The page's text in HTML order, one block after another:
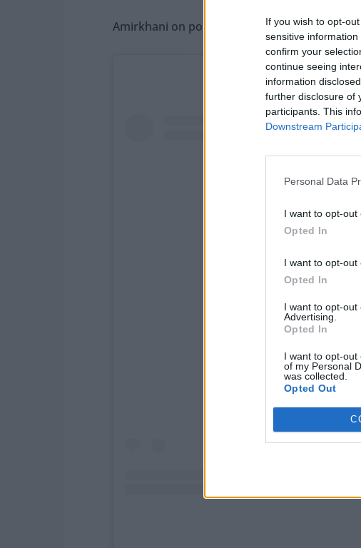
If you wish to opt-
sensitive
confirm your
continue seeing
information
further disclosure of
participants. This
Downstream
Personal Data
I want to opt-out
Opted In
I want to opt-out
Opted In
I want to opt-out
Advertising.
Opted In
I want to opt-out
of my Personal
was collected.
Opted Out
Amirkhani on poistanut
View this post on